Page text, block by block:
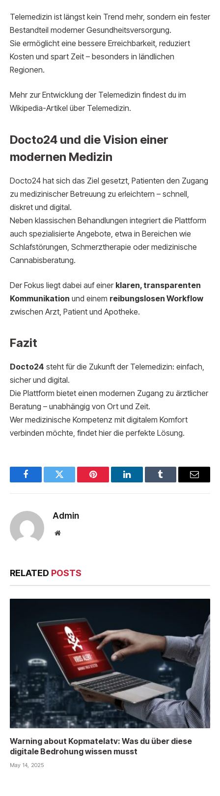
Telemedizin ist längst kein Trend mehr, sondern ein fester
Bestandteil moderner Gesundheitsversorgung.
Sie ermöglicht eine bessere Erreichbarkeit, reduziert
Kosten und spart Zeit – besonders in ländlichen
Regionen.
Mehr zur Entwicklung der Telemedizin findest du im
Wikipedia-Artikel über Telemedizin.
Docto24 und die Vision einer
modernen Medizin
Docto24 hat sich das Ziel gesetzt, Patienten den Zugang
zu medizinischer Betreuung zu erleichtern – schnell,
diskret und digital.
Neben klassischen Behandlungen integriert die Plattform
auch spezialisierte Angebote, etwa in Bereichen wie
Schlafstörungen, Schmerztherapie oder medizinische
Cannabisberatung.
Der Fokus liegt dabei auf einer klaren, transparenten
Kommunikation und einem reibungslosen Workflow
zwischen Arzt, Patient und Apotheke.
Fazit
Docto24 steht für die Zukunft der Telemedizin: einfach,
sicher und digital.
Die Plattform bietet einen modernen Zugang zu ärztlicher
Beratung – unabhängig von Ort und Zeit.
Wer medizinische Kompetenz mit digitalem Komfort
verbinden möchte, findet hier die perfekte Lösung.
FacebookTwitter Pinterest LinkedInTumblr Email
Admin
Website
RELATED POSTS
Warning about Kopmatelatv: Was du über diese
digitale Bedrohung wissen musst
May 14, 2025